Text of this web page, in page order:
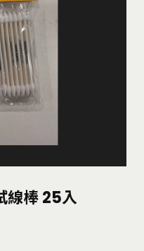
線棒 25入